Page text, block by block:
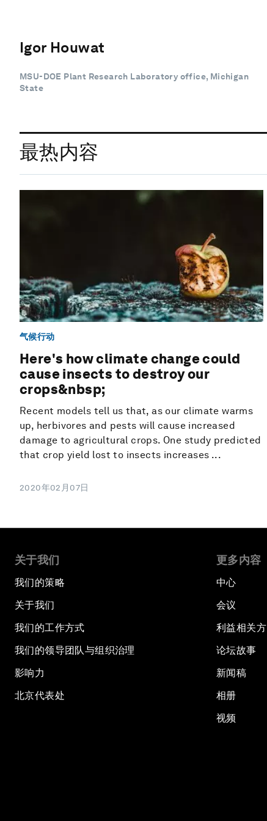
Igor Houwat
MSU-DOE Plant Research Laboratory office, Michigan
State
最热内容
气候行动
Here's how climate change could
cause insects to destroy our
crops&nbsp;
Recent models tell us that, as our climate warms
up, herbivores and pests will cause increased
damage to agricultural crops. One study predicted
that crop yield lost to insects increases ...
2020年02月07日
关于我们
我们的策略
关于我们
我们的工作方式
我们的领导团队与组织治理
影响力
北京代表处
更多内容
中心
会议
利益相关方
论坛故事
新闻稿
相册
视频